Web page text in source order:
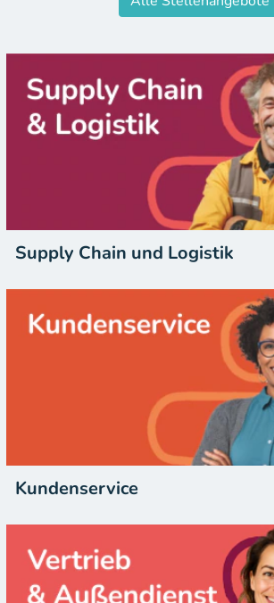
Supply Chain und Logistik
Kundenservice